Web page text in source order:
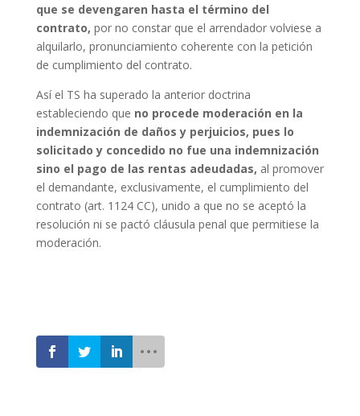
que se devengaren hasta el término del
contrato, por no constar que el arrendador volviese a
alquilarlo, pronunciamiento coherente con la petición
de cumplimiento del contrato.
Así el TS ha superado la anterior doctrina
estableciendo que no procede moderación en la
indemnización de daños y perjuicios, pues lo
solicitado y concedido no fue una indemnización
sino el pago de las rentas adeudadas, al promover
el demandante, exclusivamente, el cumplimiento del
contrato (art. 1124 CC), unido a que no se aceptó la
resolución ni se pactó cláusula penal que permitiese la
moderación.